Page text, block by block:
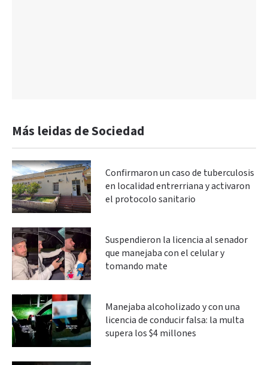
Más leidas de Sociedad
Confirmaron un caso de tuberculosis
en localidad entrerriana y activaron
el protocolo sanitario
Suspendieron la licencia al senador
que manejaba con el celular y
tomando mate
Manejaba alcoholizado y con una
licencia de conducir falsa: la multa
supera los $4 millones